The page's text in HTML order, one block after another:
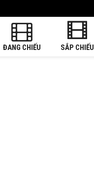
ĐANG CHIẾU SẮP CHIẾU